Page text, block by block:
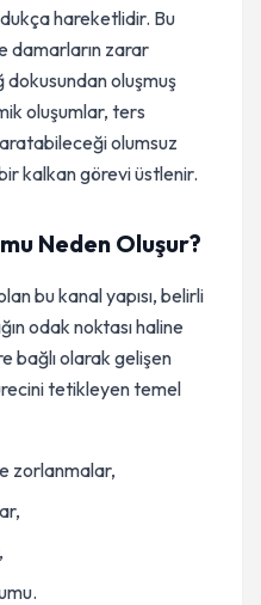
hareketlidir. Bu
damarların zarar
oluşmuş
oluşumlar, ters
olumsuz
kalkan görevi üstlenir.
Neden Oluşur?
bu kanal yapısı, belirli
odak noktası haline
bağlı olarak gelişen
tetikleyen temel
zorlanmalar,